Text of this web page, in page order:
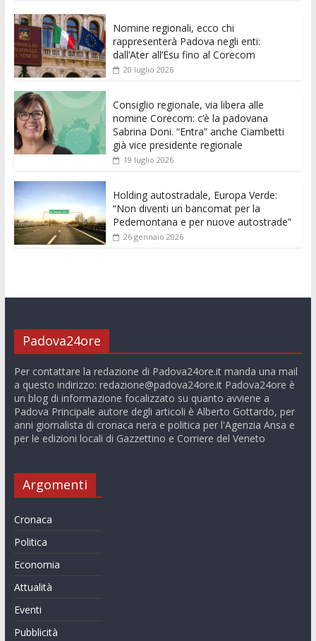
e
b
o
o
k
itt
er l s
A
p
p
ss
e
n
er
di
t
k
e
dI
di
vi
Nomine regionali, ecco chi
rappresenterà Padova negli enti:
dall’Ater all’Esu fino al Corecom
20 luglio 2026
Consiglio regionale, via libera alle
nomine Corecom: c’è la padovana
Sabrina Doni. “Entra” anche Ciambetti
già vice presidente regionale
19 luglio 2026
Holding autostradale, Europa Verde:
“Non diventi un bancomat per la
Pedemontana e per nuove autostrade”
26 gennaio 2026
Padova24ore
Per contattare la redazione di Padova24ore.it manda una mail
a questo indirizzo: redazione@padova24ore.itPadova24ore è
un blog di informazione focalizzato su quanto avviene a
Padova Principale autore degli articoli è Alberto Gottardo, per
anni giornalista di cronaca nera e politica per l'Agenzia Ansa e
per le edizioni locali di Gazzettino e Corriere del Veneto
Argomenti
Cronaca
Politica
Economia
Attualità
Eventi
Pubblicità